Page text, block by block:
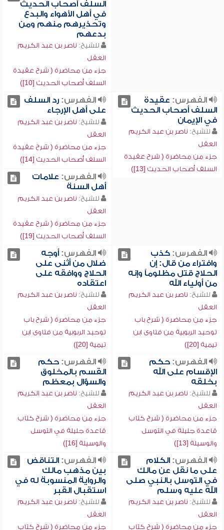
السلف أصحاب الحديث
في أهل الأهواء والبدع
وتحذيرهم منهم ومن
بدعهم
للشيخ: ناصر بن عبد الكريم
العقل
جزء من محاضرة ( شرح عقيدة
السلف أصحاب الحديث [10])
الفهرس: عقيدة
السلف أصحاب الحديث
في الإيمان
للشيخ: ناصر بن عبد الكريم
العقل
جزء من محاضرة ( شرح عقيدة
السلف أصحاب الحديث [13])
الفهرس:رد السلف
على أهل الإرجاء
للشيخ: ناصر بن عبد الكريم
العقل
جزء من محاضرة ( شرح عقيدة
السلف أصحاب الحديث [14])
الفهرس: علامات
أهل السنة
للشيخ: ناصر بن عبد الكريم
العقل
جزء من محاضرة ( شرح عقيدة
السلف أصحاب الحديث [19])
الفهرس:كذب
وافتراء من قال: إن
الحلاج قتل مظلوماً وإنه
من أولياء الله
للشيخ: ناصر بن عبد الكريم
العقل
جزء من محاضرة ( شرح باب
توحيد الربوبية من فتاوى ابن
تيمية [20])
الفهرس:أوجه
ضلال من أثنى على
الحلاج ووافقه على
اعتقاده
للشيخ: ناصر بن عبد الكريم
العقل
جزء من محاضرة ( شرح باب
توحيد الربوبية من فتاوى ابن
تيمية [20])
الفهرس:حكم
الإقسام على الله
بخلقه
للشيخ: ناصر بن عبد الكريم
العقل
جزء من محاضرة ( شرح كتاب
قاعدة جليلة في التوسل
والوسيلة [13])
الفهرس:حكم
القسم بالمخلوق
والسؤال بمعظم
للشيخ: ناصر بن عبد الكريم
العقل
جزء من محاضرة ( شرح كتاب
قاعدة جليلة في التوسل
والوسيلة [16])
الفهرس:الكلام
على ما نقل عن مالك
في التوسل بالنبي صلى
الله عليه وسلم
للشيخ: ناصر بن عبد الكريم
العقل
جزء من محاضرة ( شرح كتاب
الفهرس:التناقض
بين مذهب مالك
والرواية المنسوبة له في
استقبال القبر
للشيخ: ناصر بن عبد الكريم
العقل
جزء من محاضرة ( شرح كتاب